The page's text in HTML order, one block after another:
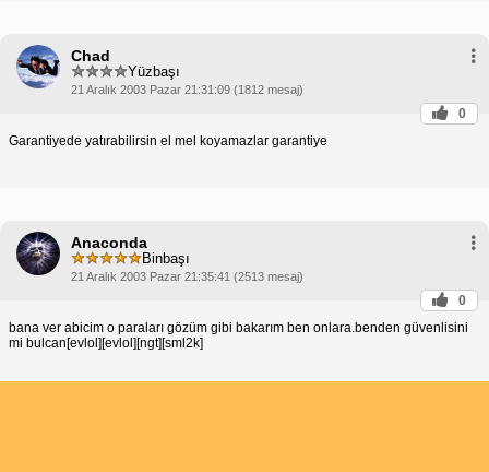
Chad
Yüzbaşı
21 Aralık 2003 Pazar 21:31:09 (1812 mesaj)
0
Garantiyede yatırabilirsin el mel koyamazlar garantiye
Anaconda
Binbaşı
21 Aralık 2003 Pazar 21:35:41 (2513 mesaj)
0
bana ver abicim o paraları gözüm gibi bakarım ben onlara.benden güvenlisini
mi bulcan[evlol][evlol][ngt][sml2k]